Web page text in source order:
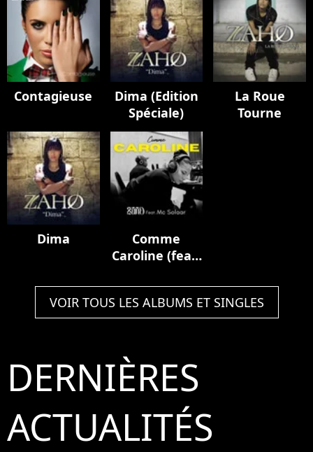
Contagieuse
Dima (Edition
Spéciale)
La Roue
Tourne
Dima
Comme
Caroline (feat.
VOIR TOUS LES ALBUMS ET SINGLES
DERNIÈRES
ACTUALITÉS